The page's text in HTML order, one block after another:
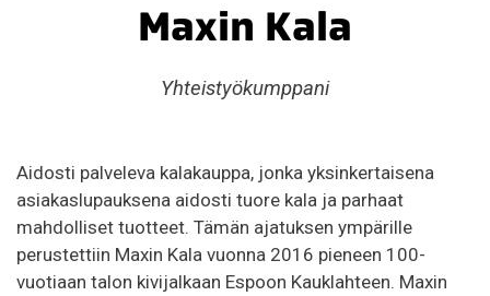
Maxin Kala
Yhteistyökumppani
Aidosti palveleva kalakauppa, jonka yksinkertaisena
asiakaslupauksena aidosti tuore kala ja parhaat
mahdolliset tuotteet. Tämän ajatuksen ympärille
perustettiin Maxin Kala vuonna 2016 pieneen 100-
vuotiaan talon kivijalkaan Espoon Kauklahteen. Maxin